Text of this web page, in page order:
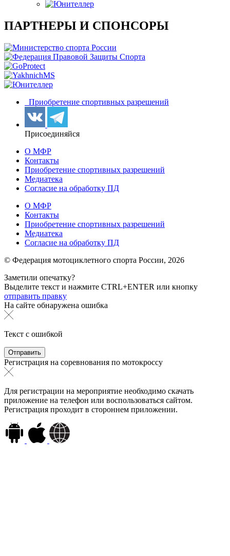
ПАРТНЕРЫ И СПОНСОРЫ
Приобретение спортивных разрешений
Присоединяйся
О МФР
Контакты
Приобретение спортивных разрешений
Медиатека
Согласие на обработку ПД
О МФР
Контакты
Приобретение спортивных разрешений
Медиатека
Согласие на обработку ПД
© Федерация мотоциклетного спорта России, 2026
Заметили опечатку?
Выделите текст и нажмите CTRL+ENTER или кнопку
отправить правку
На сайте обнаружена ошибка
Текст с ошибкой
Регистрация на соревнования по мотокроссу
Для регистрации на мероприятие необходимо скачать
приложение на телефон или воспользоваться сайтом.
Регистрация проходит в стороннем приложении.